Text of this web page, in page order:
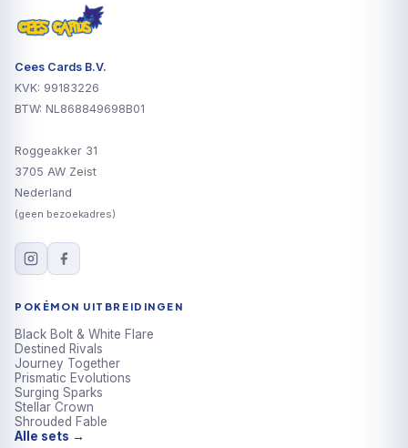
Cees Cards B.V.
KVK: 99183226
BTW: NL868849698B01
Roggeakker 31
3705 AW Zeist
Nederland
(geen bezoekadres)
POKÉMON UITBREIDINGEN
Black Bolt & White Flare
Destined Rivals
Journey Together
Prismatic Evolutions
Surging Sparks
Stellar Crown
Shrouded Fable
Alle sets →